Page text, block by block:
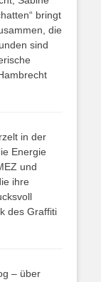
bringt
die
sind
in der
Energie
und
ihre
des Graffiti
– über